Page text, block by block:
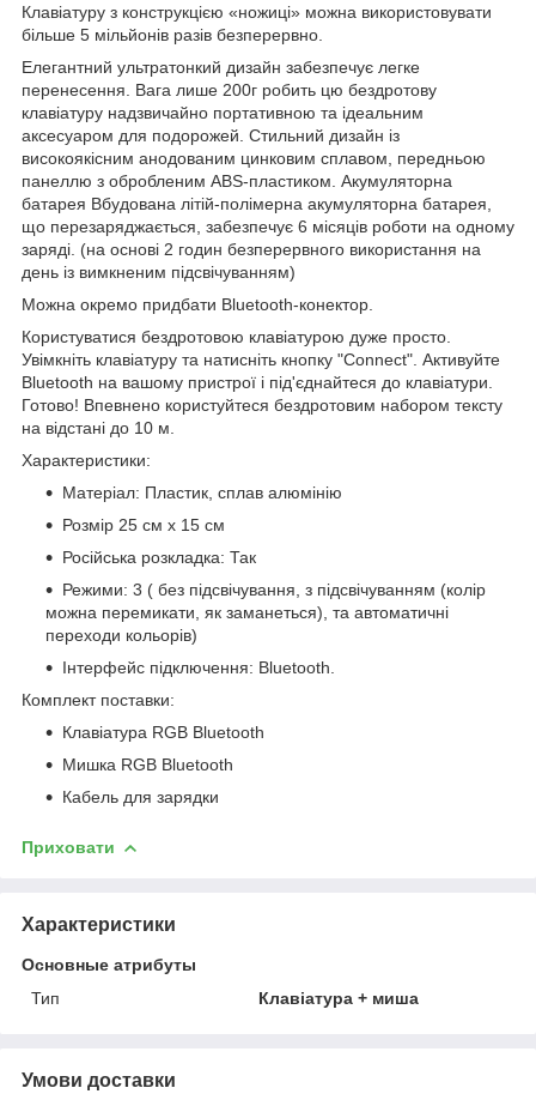
Клавіатуру з конструкцією «ножиці» можна використовувати
більше 5 мільйонів разів безперервно.
Елегантний ультратонкий дизайн забезпечує легке
перенесення. Вага лише 200г робить цю бездротову
клавіатуру надзвичайно портативною та ідеальним
аксесуаром для подорожей. Стильний дизайн із
високоякісним анодованим цинковим сплавом, передньою
панеллю з обробленим ABS-пластиком. Акумуляторна
батарея Вбудована літій-полімерна акумуляторна батарея,
що перезаряджається, забезпечує 6 місяців роботи на одному
заряді. (на основі 2 годин безперервного використання на
день із вимкненим підсвічуванням)
Можна окремо придбати Bluetooth-конектор.
Користуватися бездротовою клавіатурою дуже просто.
Увімкніть клавіатуру та натисніть кнопку "Connect". Активуйте
Bluetooth на вашому пристрої і під'єднайтеся до клавіатури.
Готово! Впевнено користуйтеся бездротовим набором тексту
на відстані до 10 м.
Характеристики:
Матеріал: Пластик, сплав алюмінію
Розмір 25 см х 15 см
Російська розкладка: Так
Режими: 3 ( без підсвічування, з підсвічуванням (колір
можна перемикати, як заманеться), та автоматичні
переходи кольорів)
Інтерфейс підключення: Bluetooth.
Комплект поставки:
Клавіатура RGB Bluetooth
Мишка RGB Bluetooth
Кабель для зарядки
Приховати
Характеристики
Основные атрибуты
Тип
Клавіатура + миша
Умови доставки